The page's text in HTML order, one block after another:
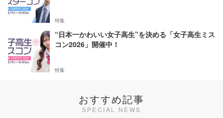
特集
“日本一かわいい女子高生”を決める「女子高生ミス
コン2026」開催中！
特集
おすすめ記事
SPECIAL NEWS